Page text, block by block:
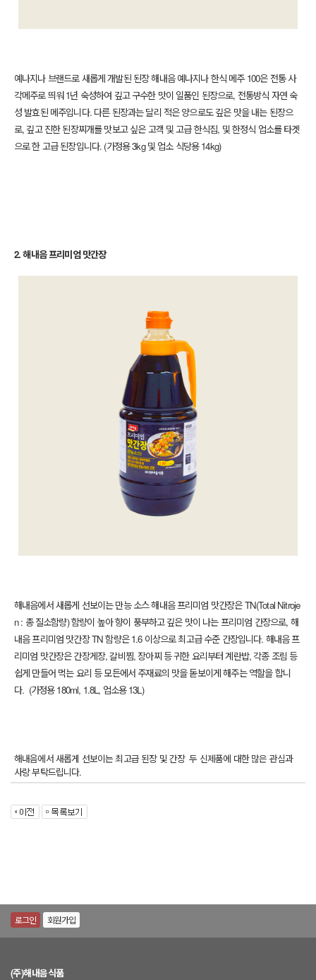
예나지나 브랜드로 새롭게 개발된 된장 해내음 예나지나 한식 메주 100은 전통 사
각메주로 띄워 1년 숙성하여 깊고 구수한 맛이 일품인 된장으로, 전통방식 자연 숙
성 발효된 메주입니다. 다른 된장과는 달리 적은 양으로도 깊은 맛을 내는 된장으
로, 깊고 진한 된장찌개를 맛보고 싶은 고객 및 고급 한식집, 및한정식 업소를 타겟
으로 한 고급 된장입니다. (가정용 3kg 및 업소 식당용 14kg)
2. 해내음 프리미엄 맛간장
해내음에서 새롭게 선보이는 만능 소스 해내음 프리미엄 맛간장은 TN(Total Nitroje
n : 총 질소함량) 함량이 높아 향이 풍부하고 깊은 맛이 나는 프리미엄 간장으로, 해
내음 프리미엄 맛간장 TN 함량은 1.6 이상으로 최고급 수준 간장입니다. 해내음 프
리미엄 맛간장은 간장게장, 갈비찜, 장아찌 등 귀한 요리부터 계란밥, 각종 조림 등
쉽게 만들어 먹는 요리 등 모든에서 주재료의 맛을 돋보이게 해주는 역할을 합니
다. (가정용 180ml, 1.8L, 업소용 13L)
해내음에서 새롭게 선보이는 최고급 된장 및 간장 두 신제품에 대한 많은 관심과
사랑 부탁드립니다.
로그인 회원가입
(주)해내음식품